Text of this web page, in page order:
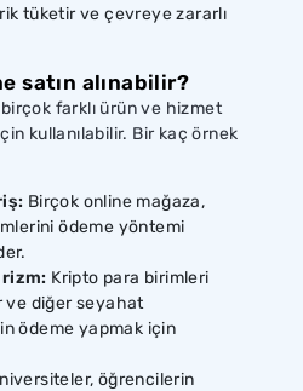
tüketir ve çevreye zararlı
satın alınabilir?
farklı ürün ve hizmet
kullanılabilir. Bir kaç örnek
Birçok online mağaza,
ödeme yöntemi
Kripto para birimleri
ve diğer seyahat
ödeme yapmak için
öğrencilerin